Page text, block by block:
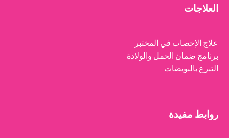
العلاجات
علاج الإخصاب في المختبر
برنامج ضمان الحمل والولادة
التبرع بالبويضات
روابط مفيدة